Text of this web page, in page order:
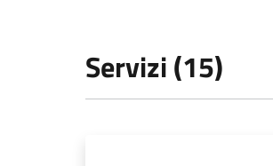
Servizi (15)